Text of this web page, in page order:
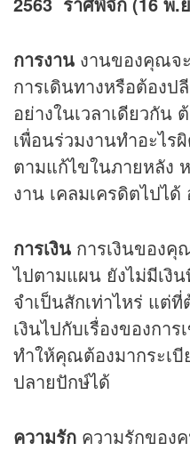
การงาน งานของคุณจ
การเดินทางหรือต้องป
อย่างในเวลาเดียวกัน
เพื่อนร่วมงานทำอะไ
ตามแก้ไขในภายหลัง
งาน เคลมเครดิตไปไ
การเงิน การเงินของ
ไปตามแผน ยังไม่มีเงิ
จำเป็นสักเท่าไหร่ แต่
เงินไปกับเรื่องของกา
ทำให้คุณต้องมากระเบี
ปลายปักษ์ได้
ความรัก ความรักของ